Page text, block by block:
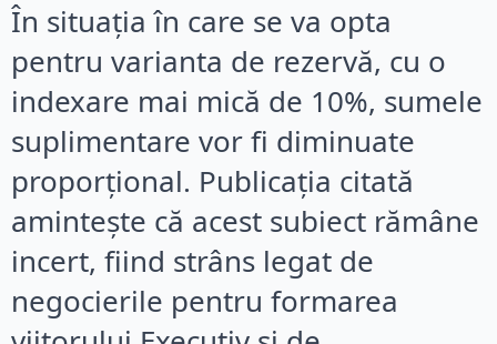
În situația în care se va opta
pentru varianta de rezervă, cu o
indexare mai mică de 10%, sumele
suplimentare vor fi diminuate
proporțional. Publicația citată
amintește că acest subiect rămâne
incert, fiind strâns legat de
negocierile pentru formarea